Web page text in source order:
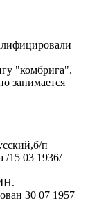
"комбрига".
занимается
п
/15 03 1936/
30 07 1957